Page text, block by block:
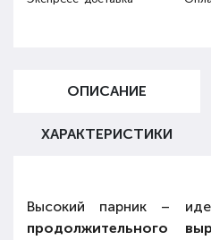
ОПИСАНИЕ
ХАРАКТЕРИСТИКИ
Высокий парник –
продолжительного